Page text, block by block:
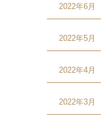
2022年6月
2022年5月
2022年4月
2022年3月